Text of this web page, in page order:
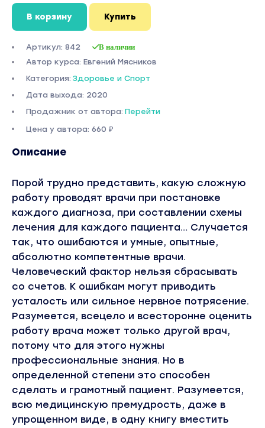
В корзину Купить
Артикул: 842 В наличии
Автор курса: Евгений Мясников
Категория: Здоровье и Спорт
Дата выхода: 2020
Продажник от автора: Перейти
Цена у автора: 660 ₽
Описание
Порой трудно представить, какую сложную
работу проводят врачи при постановке
каждого диагноза, при составлении схемы
лечения для каждого пациента… Случается
так, что ошибаются и умные, опытные,
абсолютно компетентные врачи.
Человеческий фактор нельзя сбрасывать
со счетов. К ошибкам могут приводить
усталость или сильное нервное потрясение.
Разумеется, всецело и всесторонне оценить
работу врача может только другой врач,
потому что для этого нужны
профессиональные знания. Но в
определенной степени это способен
сделать и грамотный пациент. Разумеется,
всю медицинскую премудрость, даже в
упрощенном виде, в одну книгу вместить